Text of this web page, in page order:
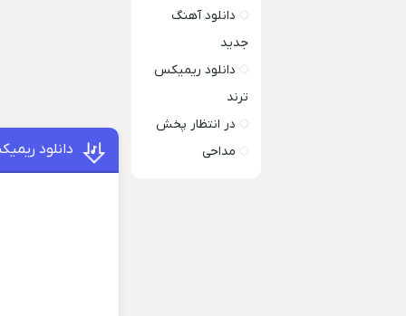
دانلود
دانلود آهنگ
جدید
دانلود ریمیکس
ترند
در انتظار پخش
مداحی